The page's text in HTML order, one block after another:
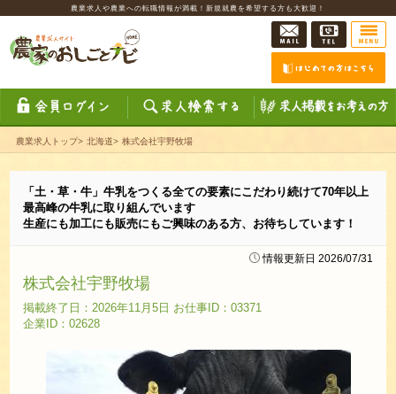
農業求人や農業への転職情報が満載！新規就農を希望する方も大歓迎！
農業求人トップ> 北海道> 株式会社宇野牧場
「土・草・牛」牛乳をつくる全ての要素にこだわり続けて70年以上
最高峰の牛乳に取り組んでいます
生産にも加工にも販売にもご興味のある方、お待ちしています！
情報更新日 2026/07/31
株式会社宇野牧場
掲載終了日：2026年11月5日 お仕事ID：03371
企業ID：02628